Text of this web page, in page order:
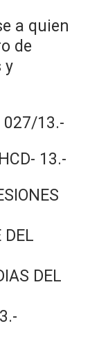
a quien
de
y
027/13.-
13.-
DEL
DEL